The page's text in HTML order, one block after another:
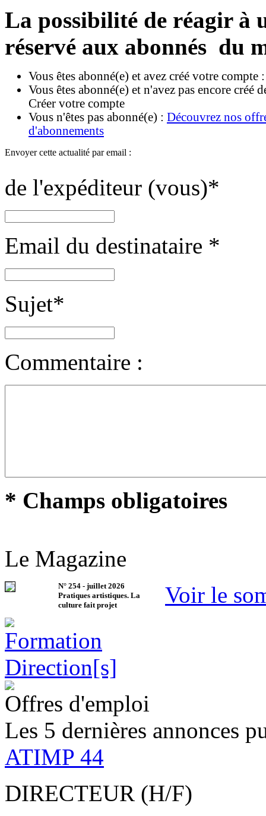
La possibilité de réagir à
réservé aux abonnés du
Vous êtes abonné(e) et avez créé votre compte
Vous êtes abonné(e) et n'avez pas encore créé
Créer votre compte
Vous n'êtes pas abonné(e) : Découvrez nos
d'abonnements
Envoyer cette actualité par email :
de l'expéditeur (vous)*
Email du destinataire *
Sujet*
Commentaire :
* Champs obligatoires
Le Magazine
N° 254 - juillet 2026
Pratiques artistiques. La
culture fait projet
Voir le
Offres d'emploi
Les 5 dernières annonces
ATIMP 44
DIRECTEUR (H/F)